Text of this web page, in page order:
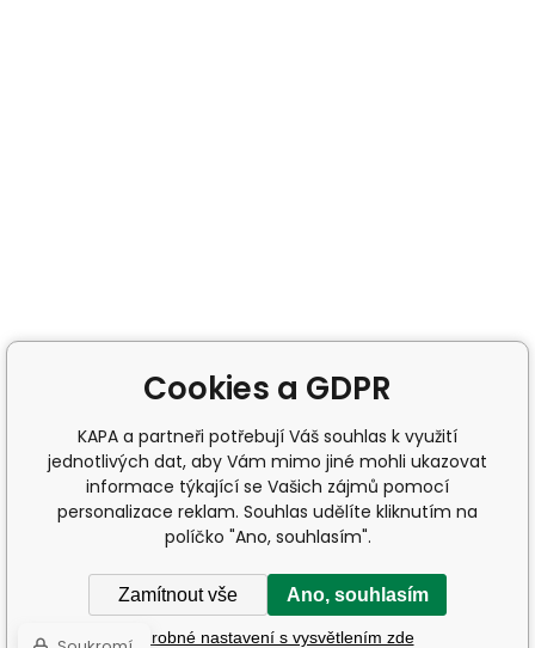
Cookies a GDPR
KAPA a partneři potřebují Váš souhlas k využití
jednotlivých dat, aby Vám mimo jiné mohli ukazovat
informace týkající se Vašich zájmů pomocí
personalizace reklam. Souhlas udělíte kliknutím na
políčko "Ano, souhlasím".
Zamítnout vše Ano, souhlasím
Podrobné nastavení s vysvětlením zde